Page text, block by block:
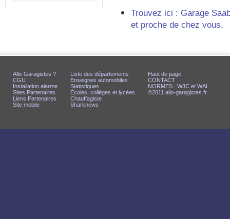
Trouvez ici : Garage
et proche de chez vous.
Allo-Garagistes ?
CGU
Installation alarme
Sites Partenaires
Liens Partenaires
Site mobile
Liste des départements
Enseignes automobiles
Statistiques
Écoles, collèges et lycées
Chauffagiste
Sharknews
Haut de page
CONTACT
NORMES : W3C et WAI
©2011 allo-garagistes.fr